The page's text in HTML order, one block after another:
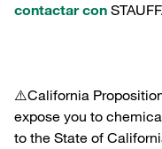
contactar con
⚠️California
expose you to
to the State of